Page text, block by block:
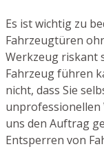
Es ist wichtig zu
Fahrzeugtüren
Werkzeug riskant
Fahrzeug führen
nicht, dass Sie
unprofessionellen
uns den Auftrag
Entsperren von